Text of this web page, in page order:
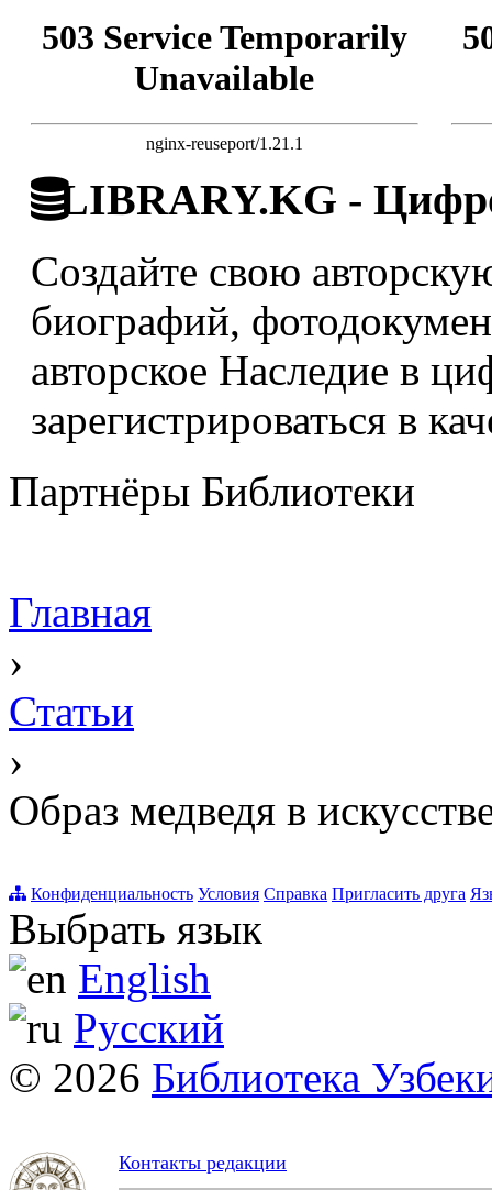
503 Service Temporarily
Unavailable
nginx-reuseport/1.21.1
LIBRARY.KG -
Создайте свою
биографий,
авторское Наследие в
зарегистрироваться в
Партнёры Библиотеки
Главная
›
Статьи
›
Образ медведя в
Конфиденциальность Условия Справка Пригласить друга
Выбрать язык
English
Русский
© 2026 Библиотека
Контакты редакции